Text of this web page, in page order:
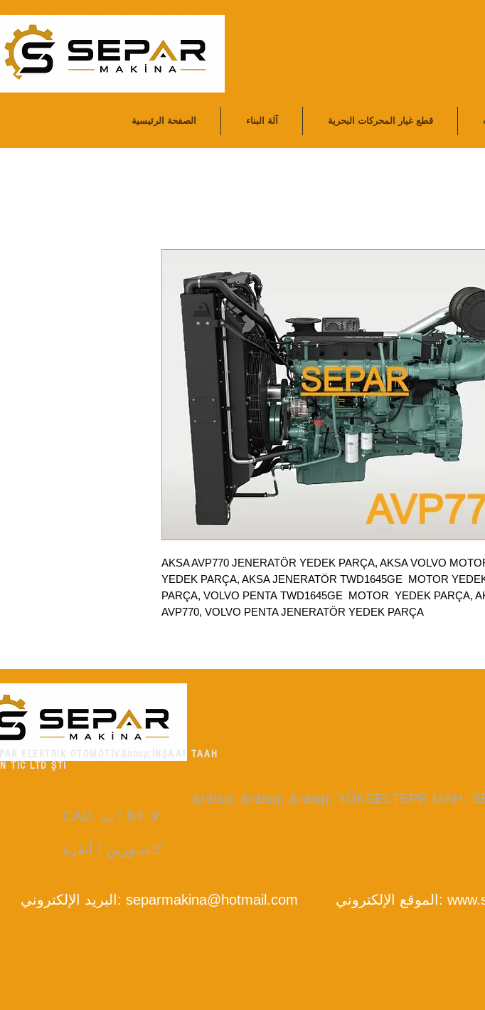
الصفحة الرئيسية آلة البناء قطع غيار المحركات البحرية
AKSA AVP770 JENERATÖR YEDEK PARÇA, AKSA VOLVO
YEDEK PARÇA, AKSA JENERATÖR TWD1645GE MOTOR
PARÇA, VOLVO PENTA TWD1645GE MOTOR YEDEK PARÇA,
AVP770, VOLVO PENTA JENERATÖR YEDEK PARÇA
ELEKTRIK OTOMOTİV&nbsp;İNŞAAT TAAH
TİC LTD ŞTİ
&nbsp; &nbsp; &nbsp; YÜKSELTEPE MAH.
CAD. لا: 63 / ب
كاشيورين / أنقرة
البريد الإلكتروني: separmakina@hotmail.com الموقع الإلكتروني: